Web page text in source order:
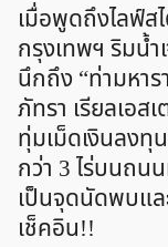
เมื่อพูดถึงไลฟ์
กรุงเทพฯ ริมน้ำ
นึกถึง “ท่ามหา
ภัทรา เรียลเอส
ทุ่มเม็ดเงินลงทุ
กว่า 3 ไร่บนถน
เป็นจุดนัดพบแล
เช็คอิน!!